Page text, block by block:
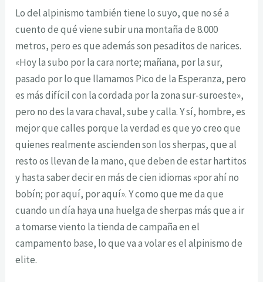
Lo del alpinismo también tiene lo suyo, que no sé a
cuento de qué viene subir una montaña de 8.000
metros, pero es que además son pesaditos de narices.
«Hoy la subo por la cara norte; mañana, por la sur,
pasado por lo que llamamos Pico de la Esperanza, pero
es más difícil con la cordada por la zona sur-suroeste»,
pero no des la vara chaval, sube y calla. Y sí, hombre, es
mejor que calles porque la verdad es que yo creo que
quienes realmente ascienden son los sherpas, que al
resto os llevan de la mano, que deben de estar hartitos
y hasta saber decir en más de cien idiomas «por ahí no
bobín; por aquí, por aquí». Y como que me da que
cuando un día haya una huelga de sherpas más que a ir
a tomarse viento la tienda de campaña en el
campamento base, lo que va a volar es el alpinismo de
elite.